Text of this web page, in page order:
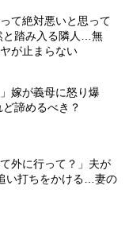
て絶対悪いと思って
と踏み入る隣人…無
が止まらない
嫁が義母に怒り爆
諦めるべき？
外に行って？」夫が
い打ちをかける…妻の